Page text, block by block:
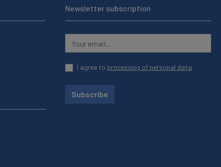
Newsletter subscription
I agree to processing of personal data
Subscribe